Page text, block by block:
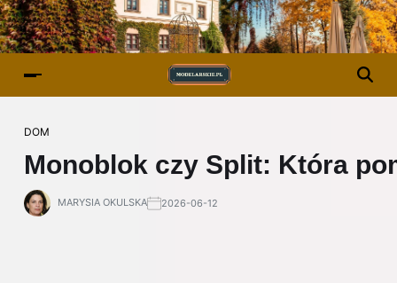
DOM
Monoblok czy Split: Która
MARYSIA OKULSKA 2026-06-12